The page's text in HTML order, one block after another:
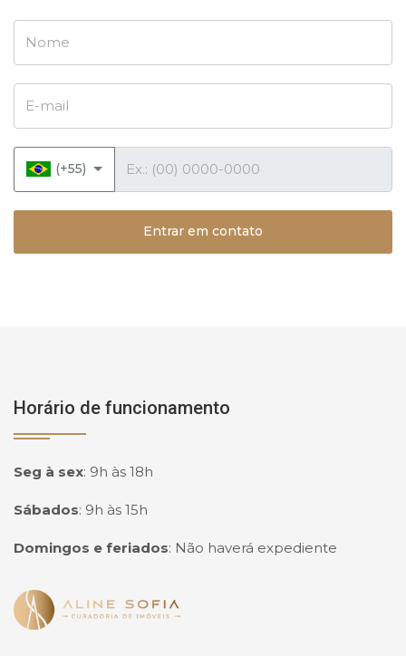
(+55)
Entrar em contato
Horário de funcionamento
Seg à sex: 9h às 18h
Sábados: 9h às 15h
Domingos e feriados: Não haverá expediente
Página inicial